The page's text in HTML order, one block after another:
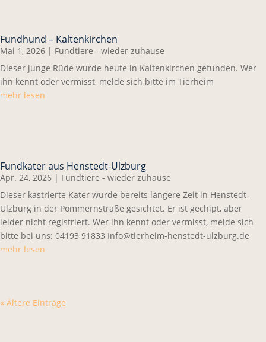
Fundhund – Kaltenkirchen
Mai 1, 2026 | Fundtiere - wieder zuhause
Dieser junge Rüde wurde heute in Kaltenkirchen gefunden. Wer
ihn kennt oder vermisst, melde sich bitte im Tierheim
mehr lesen
Fundkater aus Henstedt-Ulzburg
Apr. 24, 2026 | Fundtiere - wieder zuhause
Dieser kastrierte Kater wurde bereits längere Zeit in Henstedt-
Ulzburg in der Pommernstraße gesichtet. Er ist gechipt, aber
leider nicht registriert. Wer ihn kennt oder vermisst, melde sich
bitte bei uns: 04193 91833 Info@tierheim-henstedt-ulzburg.de
mehr lesen
« Ältere Einträge